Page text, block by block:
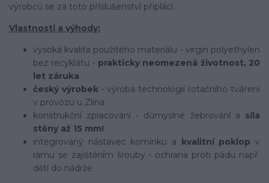
výrobců se za toto příslušenství připlácí.
Vlastnosti a výhody:
vysoká kvalita použitého materiálu - virgin polyethylen
bez recyklátu - prakticky neomezená životnost, 20
let záruka
český výrobek - výroba technologií rotačního tváření
v provozu u Zlína
konstrukční zpracování - důmyslné žebrování a síla
stěny až 15 mm!
integrovaný nástavec komínku a kvalitní poklop v
rámu se zajištěním šrouby - ochrana proti pádu např.
dětí do nádrže